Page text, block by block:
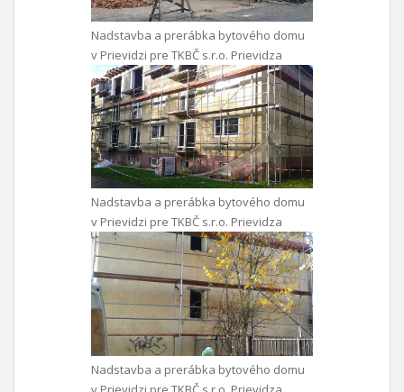
Nadstavba a prerábka bytového domu
v Prievidzi pre TKBČ s.r.o. Prievidza
Nadstavba a prerábka bytového domu
v Prievidzi pre TKBČ s.r.o. Prievidza
Nadstavba a prerábka bytového domu